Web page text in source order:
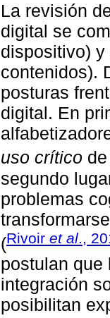
La revisión
digital se
dispositivo)
contenidos).
posturas
digital. En
uso crítico
segundo
problemas
(Rivoir et al.,
postulan que
integración
posibilitan